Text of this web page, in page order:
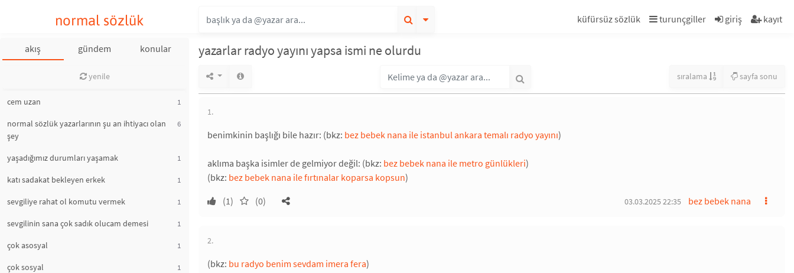
normal sözlük küfürsüz sözlük turunçgiller giriş kayıt
akış gündem konular
yenile
cem uzan 1
normal sözlük yazarlarının şu an ihtiyacı olan
şey
6
yaşadığımız durumları yaşamak 1
katı sadakat bekleyen erkek 1
sevgiliye rahat ol komutu vermek 1
sevgilinin sana çok sadık olucam demesi 1
çok asosyal 1
çok sosyal 1
yazarlar radyo yayını yapsa ismi ne olurdu
sıralama sayfa sonu
1.
benimkinin başlığı bile hazır: (bkz: bez bebek nana ile istanbul ankara temalı radyo yayını)
aklıma başka isimler de gelmiyor değil: (bkz: bez bebek nana ile metro günlükleri)
(bkz: bez bebek nana ile fırtınalar koparsa kopsun)
(1)
(0) bez bebek nana
03.03.2025 22:35
2.
(bkz: bu radyo benim sevdam imera fera)